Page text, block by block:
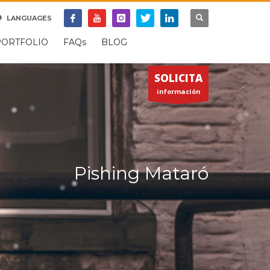
SOPORTE REMOTO
LANGUAGES
FAQs
BLOG
SOLICITA
información
Pishing Mataró